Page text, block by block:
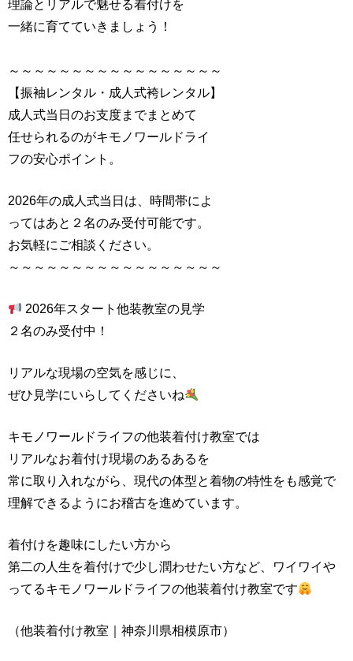
理論とリアルで魅せる着付けを
一緒に育てていきましょう！
～～～～～～～～～～～～～～～～～
【振袖レンタル・成人式袴レンタル】
成人式当日のお支度までまとめて
任せられるのがキモノワールドライ
フの安心ポイント。
2026年の成人式当日は、時間帯によ
ってはあと２名のみ受付可能です。
お気軽にご相談ください。
～～～～～～～～～～～～～～～～～
2026年スタート他装教室の見学
２名のみ受付中！
リアルな現場の空気を感じに、
ぜひ見学にいらしてくださいね
キモノワールドライフの他装着付け教室では
リアルなお着付け現場のあるあるを
常に取り入れながら、現代の体型と着物の特性をも感覚で
理解できるようにお稽古を進めています。
着付けを趣味にしたい方から
第二の人生を着付けで少し潤わせたい方など、ワイワイや
ってるキモノワールドライフの他装着付け教室です
（他装着付け教室｜神奈川県相模原市）